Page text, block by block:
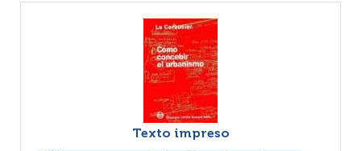
Texto impreso